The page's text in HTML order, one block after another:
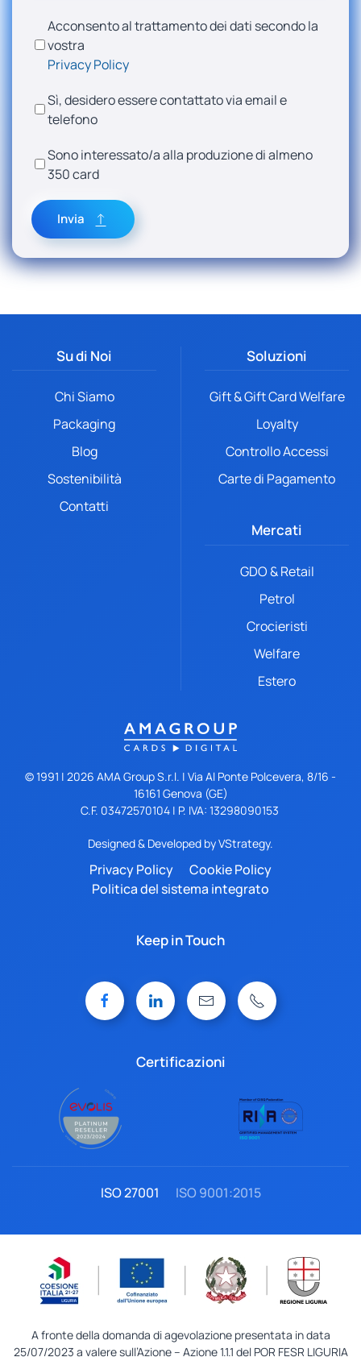
Acconsento al trattamento dei dati secondo la
vostra
Privacy Policy
Sì, desidero essere contattato via email e
telefono
Sono interessato/a alla produzione di almeno
350 card
Invia
Su di Noi
Chi Siamo
Packaging
Blog
Sostenibilità
Contatti
Soluzioni
Gift & Gift Card Welfare
Loyalty
Controllo Accessi
Carte di Pagamento
Mercati
GDO & Retail
Petrol
Crocieristi
Welfare
Estero
© 1991 | 2026 AMA Group S.r.l. | Via Al Ponte Polcevera, 8/16 -
16161 Genova (GE)
C.F. 03472570104 | P. IVA: 13298090153
Designed & Developed byVStrategy.
Privacy Policy
Cookie Policy
Politica del sistema integrato
Keep in Touch
Certificazioni
ISO 27001 ISO 9001:2015
A fronte della domanda di agevolazione presentata in data
25/07/2023 a valere sull’Azione – Azione 1.1.1 del POR FESR LIGURIA